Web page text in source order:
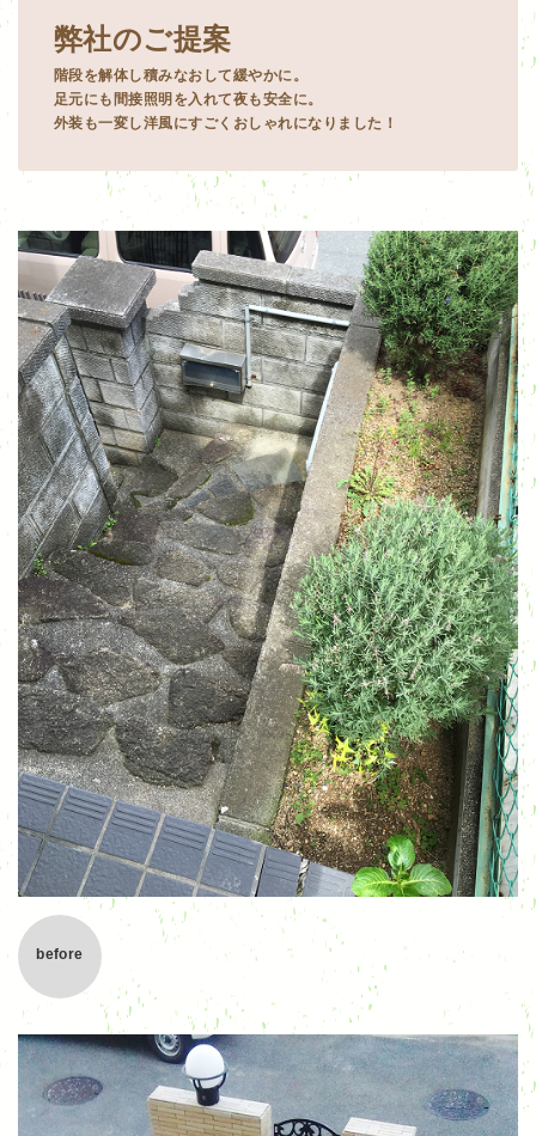
弊社のご提案
階段を解体し積みなおして緩やかに。
足元にも間接照明を入れて夜も安全に。
外装も一変し洋風にすごくおしゃれになりました！
before